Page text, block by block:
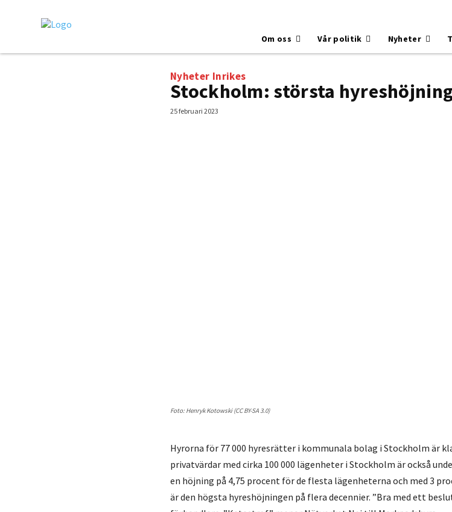
Om oss Vår politik Nyheter
Nyheter Inrikes
Stockholm: största
25 februari 2023
Foto: Henryk Kotowski (CC BY-SA 3.0)
Hyrorna för 77 000 hyresrätter i kommunala bolag i Stockholm är
privatvärdar med cirka 100 000 lägenheter i Stockholm är också
en höjning på 4,75 procent för de flesta lägenheterna och med 3
är den högsta hyreshöjningen på flera decennier. ”Bra med ett